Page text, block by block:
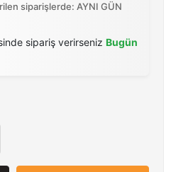
siparişlerde: AYNI GÜN
sipariş verirseniz Bugün